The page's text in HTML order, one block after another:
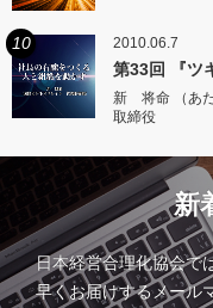
10 2010.06.7
第33回 『ツ
新 将命 （あ
取締役
新
日本経営合理化協会で
早くお届けするメール